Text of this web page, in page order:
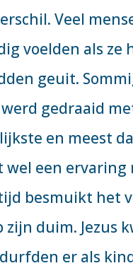
Veel
voelden als ze
geuit.
gedraaid
en meest
wel een ervaring
besmuikt het
duim. Jezus
durfden er als